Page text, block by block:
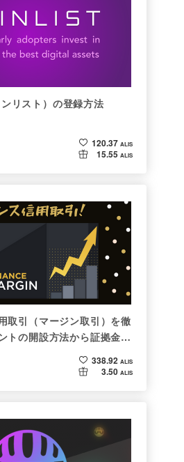
リスト）の登録方法
120.37 ALIS
15.55 ALIS
取引（マージン取引）を徹
トの開設方法から証拠金計
338.92 ALIS
3.50 ALIS